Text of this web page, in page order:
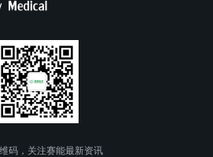
码，关注赛能最新资讯